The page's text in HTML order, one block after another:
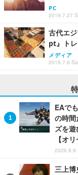
PC
2019.7.27
古代エ
pt』ト
メディア
2019.7.6
EAで
の時間
ズを
【オ
2026.8.9
三上博